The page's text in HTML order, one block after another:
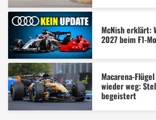
McNish erklärt:
2027 beim F1-
Macarena-
wieder weg:
begeistert